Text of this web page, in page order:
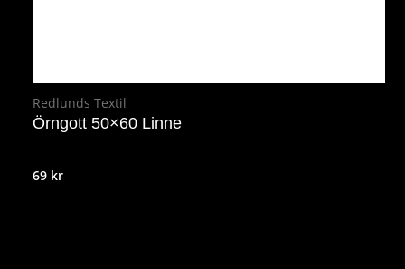
Redlunds Textil
Örngott 50×60 Linne
69 kr